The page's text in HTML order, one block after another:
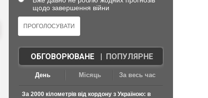
щодо завершення війни
ОБГОВОРЮВАНЕ| ПОПУЛЯРНЕ
День Місяць За весь час
За 2000 кілометрів від кордону з Україною: в